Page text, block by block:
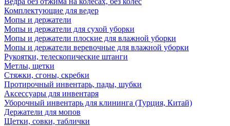
Комплектующие для ведер
Мопы и держатели
Мопы и держатели для сухой уборки
Мопы и держатели плоские для влажной уборки
Мопы и держатели веревочные для влажной уборки
Рукоятки, телескопические штанги
Метлы, щетки
Стяжки, сгоны, скребки
Протирочный инвентарь, пады, шубки
Аксессуары для инвентаря
Уборочный инвентарь для клининга (Турция, Китай)
Держатели для мопов
Щетки, совки, таблички